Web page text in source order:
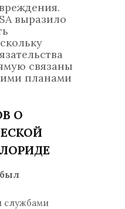
выразило
связаны
планами
О
службами